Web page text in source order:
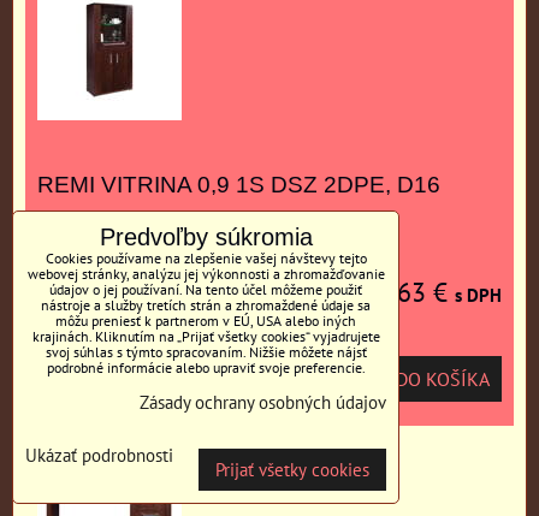
REMI VITRINA 0,9 1S DSZ 2DPE, D16
763 € s DPH
DO KOŠÍKA
Predvoľby súkromia
Cookies používame na zlepšenie vašej návštevy tejto
webovej stránky, analýzu jej výkonnosti a zhromažďovanie
údajov o jej používaní. Na tento účel môžeme použiť
nástroje a služby tretích strán a zhromaždené údaje sa
môžu preniesť k partnerom v EÚ, USA alebo iných
krajinách. Kliknutím na „Prijať všetky cookies“ vyjadrujete
svoj súhlas s týmto spracovaním. Nižšie môžete nájsť
podrobné informácie alebo upraviť svoje preferencie.
Zásady ochrany osobných údajov
Ukázať podrobnosti
Prijať všetky cookies